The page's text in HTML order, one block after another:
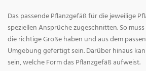
Das passende Pflanzgefäß für die jeweilige
speziellen Ansprüche zugeschnitten. So
die richtige Größe haben und aus dem
Umgebung gefertigt sein. Darüber hinaus
sein, welche Form das Pflanzgefäß aufweist.